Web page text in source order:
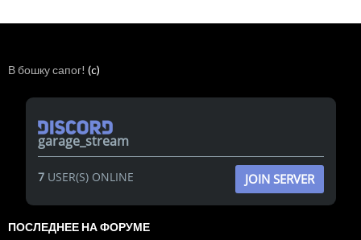
В бошку сапог! (c)
garage_stream
7USER(S) ONLINE JOIN SERVER
ПОСЛЕДНЕЕ НА ФОРУМЕ